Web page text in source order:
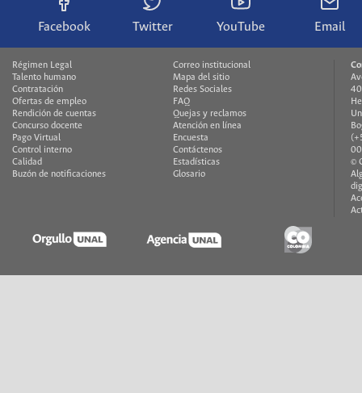
Facebook Twitter YouTube Email
Régimen Legal
Talento humano
Contratación
Ofertas de empleo
Rendición de cuentas
Concurso docente
Pago Virtual
Control interno
Calidad
Buzón de notificaciones
Correo institucional
Mapa del sitio
Redes Sociales
FAQ
Quejas y reclamos
Atención en línea
Encuesta
Contáctenos
Estadísticas
Glosario
©